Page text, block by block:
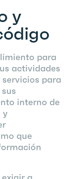
y
para
actividades
para
interno de
y
que